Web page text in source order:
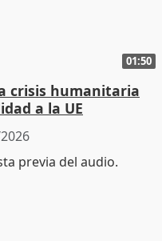
01:50
crisis humanitaria
a la UE